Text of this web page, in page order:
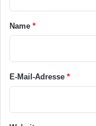
a
r
Name *
E-Mail-Adresse *